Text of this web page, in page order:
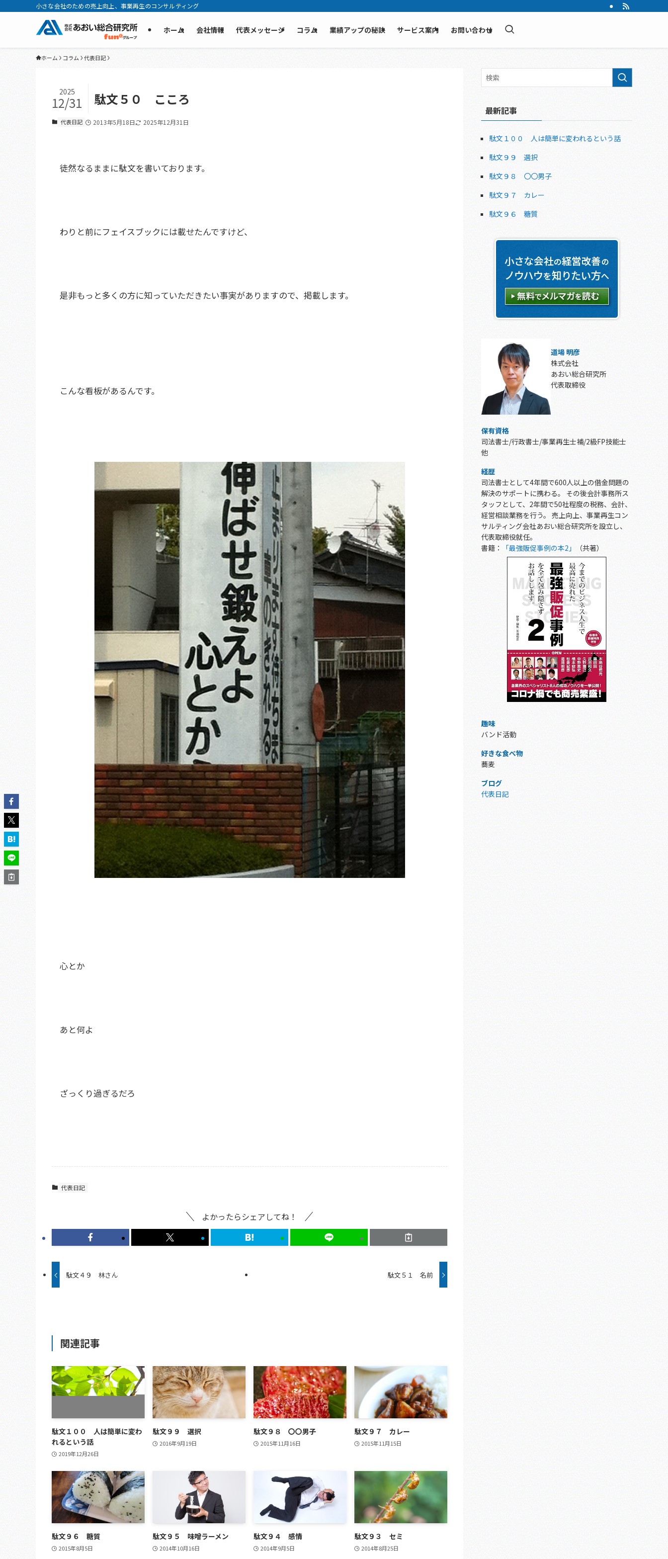
小さな会社のための売上向上、事業再生のコンサルティング
ホーム 会社情報 代表メッセージ コラム 業績アップの秘訣 サービス案内 お問い合わせ
ホーム コラム 代表日記
駄文５０ こころ
2025
12/31
代表日記 2013年5月18日 2025年12月31日
徒然なるままに駄文を書いております。
わりと前にフェイスブックには載せたんですけど、
是非もっと多くの方に知っていただきたい事実がありますので、掲載します。
こんな看板があるんです。
心とか
あと何よ
ざっくり過ぎるだろ
代表日記
よかったらシェアしてね！
駄文４９ 林さん 駄文５１ 名前
関連記事
駄文１００ 人は簡単に変わ
れるという話
2019年12月26日
駄文９９ 選択
2016年9月19日
駄文９８ 〇〇男子
2015年11月16日
駄文９７ カレー
2015年11月15日
駄文９６ 糖質
2015年8月5日
駄文９５ 味噌ラーメン
2014年10月16日
駄文９４ 感情
2014年9月5日
駄文９３ セミ
2014年8月25日
最新記事
駄文１００ 人は簡単に変われるという話
駄文９９ 選択
駄文９８ 〇〇男子
駄文９７ カレー
駄文９６ 糖質
道場 明彦
株式会社
あおい総合研究所
代表取締役
保有資格
司法書士/行政書士/事業再生士補/2級FP技能士
他
経歴
司法書士として4年間で600人以上の借金問題の
解決のサポートに携わる。 その後会計事務所ス
タッフとして、2年間で50社程度の税務、会計、
経営相談業務を行う。 売上向上、事業再生コン
サルティング会社あおい総合研究所を設立し、
代表取締役就任。
書籍：
「最強販促事例の本2」 （共著）
趣味
バンド活動
好きな食べ物
蕎麦
ブログ
代表日記